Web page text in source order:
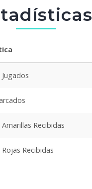
Recibidas
Recibidas